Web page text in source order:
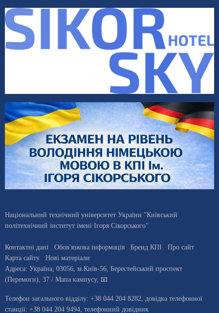
Національний технічний університет України "Київський
політехнічний інститут імені Ігоря Сікорського"
Контактні дані Обов'язкова інформація Бренд КПІ
Про сайт
Карта сайту
Нові матеріали
Адреса: Україна, 03056, м.Київ-56, Берестейський проспект
(Перемоги), 37 / Мапа кампусу, 📧
Телефон загального відділу: +38 044 204 8282 , довiдка телефонної
станцiї: +38 044 204 9494 телефонний довідник